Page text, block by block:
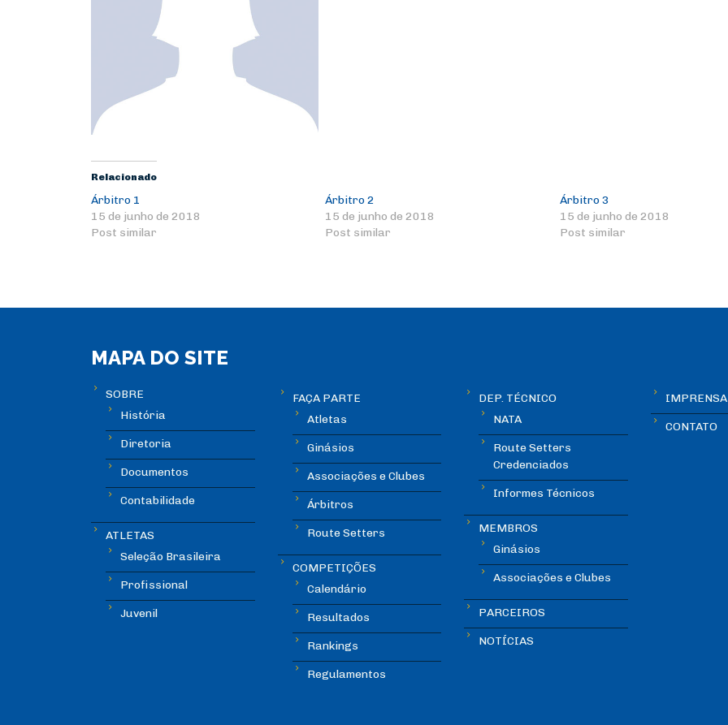
Relacionado
Árbitro 1
15 de junho de 2018
Post similar
Árbitro 2
15 de junho de 2018
Post similar
Árbitro 3
15 de junho de 2018
Post similar
MAPA DO SITE
SOBRE
História
Diretoria
Documentos
Contabilidade
ATLETAS
Seleção Brasileira
Profissional
Juvenil
FAÇA PARTE
Atletas
Ginásios
Associações e Clubes
Árbitros
Route Setters
COMPETIÇÕES
Calendário
Resultados
Rankings
Regulamentos
DEP. TÉCNICO
NATA
Route Setters
Credenciados
Informes Técnicos
MEMBROS
Ginásios
Associações e Clubes
PARCEIROS
NOTÍCIAS
IMPRENSA
CONTATO